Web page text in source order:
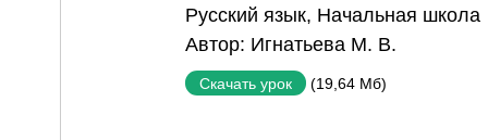
Русский язык, Начальная школа
Автор: Игнатьева М. В.
Скачать урок (19,64 Мб)